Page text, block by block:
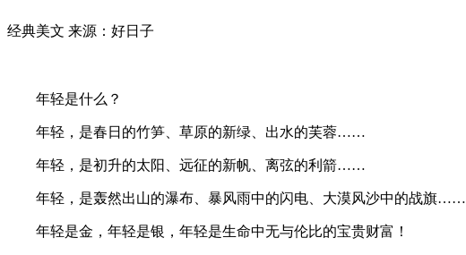
经典美文 来源：好日子
年轻是什么？
年轻，是春日的竹笋、草原的新绿、出水的芙蓉……
年轻，是初升的太阳、远征的新帆、离弦的利箭……
年轻，是轰然出山的瀑布、暴风雨中的闪电、大漠风沙中的战旗……
年轻是金，年轻是银，年轻是生命中无与伦比的宝贵财富！